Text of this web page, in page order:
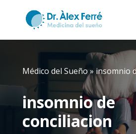
Médico del Sueño» insomnio
insomnio de
conciliacion